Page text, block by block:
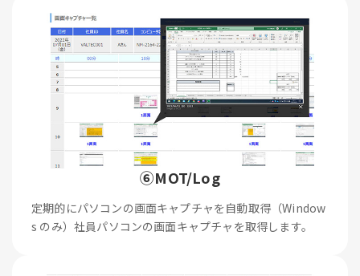
⑥MOT/Log
定期的にパソコンの画面キャプチャを自動取得（Window
s のみ）社員パソコンの画面キャプチャを取得します。